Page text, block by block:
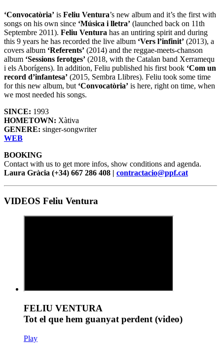
‘Convocatòria’ is Feliu Ventura’s new album and it’s the first with
songs on his own since ‘Música i lletra’ (launched back on 11th
Septembre 2011). Feliu Ventura has an untiring spirit and during
this 9 years he has recorded the live album ‘Vers l’infinit’ (2013), a
covers album ‘Referents’ (2014) and the reggae-meets-chanson
album ‘Sessions ferotges’ (2018, with the Catalan band Xerramequ
i els Aborígens). In addition, Feliu published his first book ‘Com un
record d’infantesa’ (2015, Sembra Llibres). Feliu took some time
for this new album, but ‘Convocatòria’ is here, right on time, when
we most needed his songs.
SINCE: 1993
HOMETOWN: Xàtiva
GENERE: singer-songwriter
WEB
BOOKING
Contact with us to get more infos, show conditions and agenda.
Laura Gràcia (+34) 667 286 408 | contractacio@ppf.cat
VIDEOS Feliu Ventura
FELIU VENTURA
Tot el que hem guanyat perdent (video)
Play